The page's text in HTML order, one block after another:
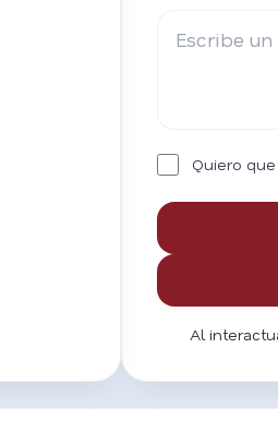
Quiero
Al